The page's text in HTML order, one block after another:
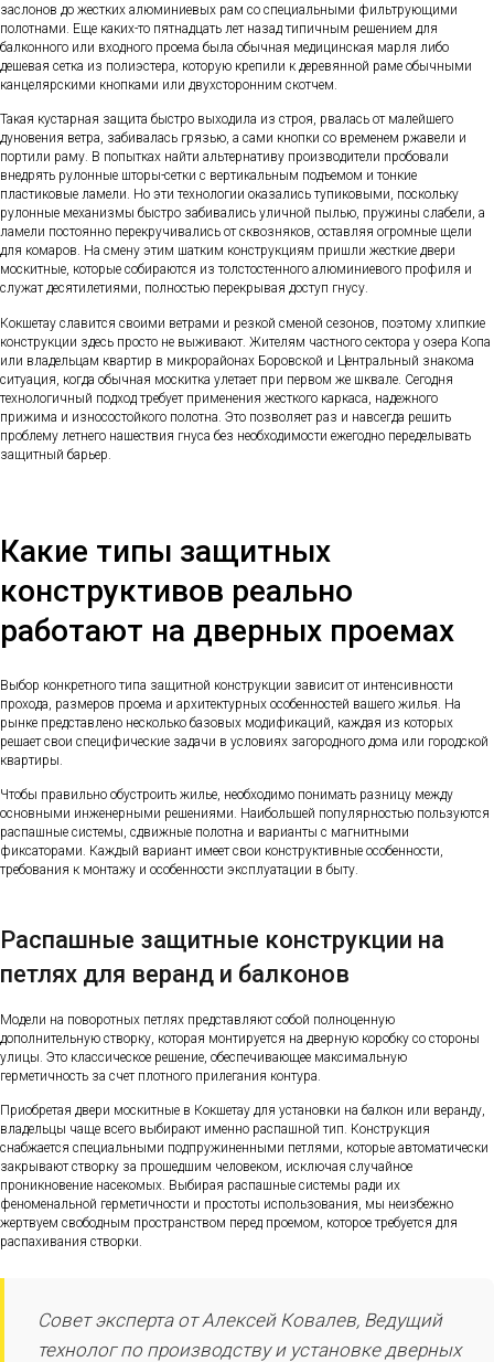
заслонов до жестких алюминиевых рам со специальными фильтрующими
полотнами. Еще каких-то пятнадцать лет назад типичным решением для
балконного или входного проема была обычная медицинская марля либо
дешевая сетка из полиэстера, которую крепили к деревянной раме обычными
канцелярскими кнопками или двухсторонним скотчем.
Такая кустарная защита быстро выходила из строя, рвалась от малейшего
дуновения ветра, забивалась грязью, а сами кнопки со временем ржавели и
портили раму. В попытках найти альтернативу производители пробовали
внедрять рулонные шторы-сетки с вертикальным подъемом и тонкие
пластиковые ламели. Но эти технологии оказались тупиковыми, поскольку
рулонные механизмы быстро забивались уличной пылью, пружины слабели, а
ламели постоянно перекручивались от сквозняков, оставляя огромные щели
для комаров. На смену этим шатким конструкциям пришли жесткие двери
москитные, которые собираются из толстостенного алюминиевого профиля и
служат десятилетиями, полностью перекрывая доступ гнусу.
Кокшетау славится своими ветрами и резкой сменой сезонов, поэтому хлипкие
конструкции здесь просто не выживают. Жителям частного сектора у озера Копа
или владельцам квартир в микрорайонах Боровской и Центральный знакома
ситуация, когда обычная москитка улетает при первом же шквале. Сегодня
технологичный подход требует применения жесткого каркаса, надежного
прижима и износостойкого полотна. Это позволяет раз и навсегда решить
проблему летнего нашествия гнуса без необходимости ежегодно переделывать
защитный барьер.
Какие типы защитных
конструктивов реально
работают на дверных проемах
Выбор конкретного типа защитной конструкции зависит от интенсивности
прохода, размеров проема и архитектурных особенностей вашего жилья. На
рынке представлено несколько базовых модификаций, каждая из которых
решает свои специфические задачи в условиях загородного дома или городской
квартиры.
Чтобы правильно обустроить жилье, необходимо понимать разницу между
основными инженерными решениями. Наибольшей популярностью пользуются
распашные системы, сдвижные полотна и варианты с магнитными
фиксаторами. Каждый вариант имеет свои конструктивные особенности,
требования к монтажу и особенности эксплуатации в быту.
Распашные защитные конструкции на
петлях для веранд и балконов
Модели на поворотных петлях представляют собой полноценную
дополнительную створку, которая монтируется на дверную коробку со стороны
улицы. Это классическое решение, обеспечивающее максимальную
герметичность за счет плотного прилегания контура.
Приобретая двери москитные в Кокшетау для установки на балкон или веранду,
владельцы чаще всего выбирают именно распашной тип. Конструкция
снабжается специальными подпружиненными петлями, которые автоматически
закрывают створку за прошедшим человеком, исключая случайное
проникновение насекомых. Выбирая распашные системы ради их
феноменальной герметичности и простоты использования, мы неизбежно
жертвуем свободным пространством перед проемом, которое требуется для
распахивания створки.
Совет эксперта от Алексей Ковалев, Ведущий
технолог по производству и установке дверных